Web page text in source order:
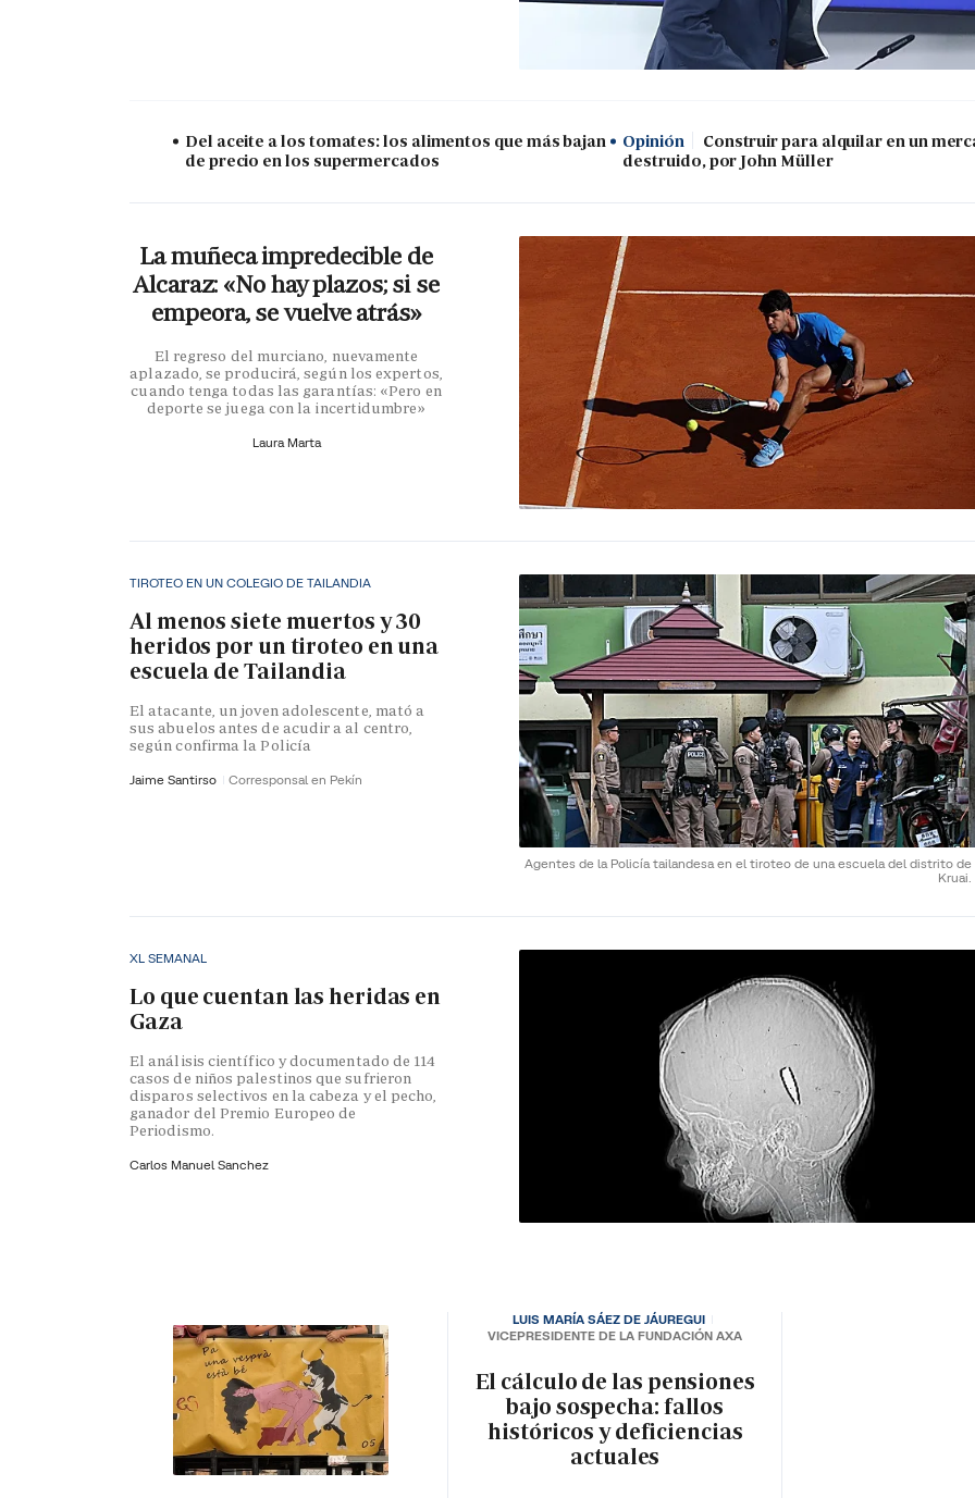
Del aceite a los tomates: los alimentos que más bajan
de precio en los supermercados
Opinión
Construir para alquilar en un
destruido, por John Müller
La muñeca impredecible de
Alcaraz: «No hay plazos; si se
empeora, se vuelve atrás»
El regreso del murciano, nuevamente
aplazado, se producirá, según los expertos,
cuando tenga todas las garantías: «Pero en
deporte se juega con la incertidumbre»
Laura Marta
Agentes de la Policía tailandesa en el tiroteo de una escuela del distrito de
Kruai.
TIROTEO EN UN COLEGIO DE TAILANDIA
Al menos siete muertos y 30
heridos por un tiroteo en una
escuela de Tailandia
El atacante, un joven adolescente, mató a
sus abuelos antes de acudir a al centro,
según confirma la Policía
Jaime Santirso Corresponsal en Pekín
XL SEMANAL
Lo que cuentan las heridas en
Gaza
El análisis científico y documentado de 114
casos de niños palestinos que sufrieron
disparos selectivos en la cabeza y el pecho,
ganador del Premio Europeo de
Periodismo.
Carlos Manuel Sanchez
El cálculo de las pensiones
bajo sospecha: fallos
históricos y deficiencias
actuales
LUIS MARÍA SÁEZ DE JÁUREGUI
VICEPRESIDENTE DE LA FUNDACIÓN AXA